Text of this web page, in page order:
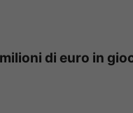
di euro in